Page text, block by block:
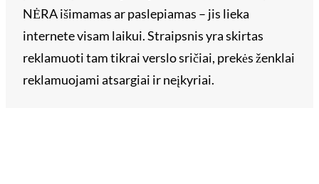
NĖRA išimamas ar paslepiamas – jis lieka
internete visam laikui. Straipsnis yra skirtas
reklamuoti tam tikrai verslo sričiai, prekės ženklai
reklamuojami atsargiai ir neįkyriai.